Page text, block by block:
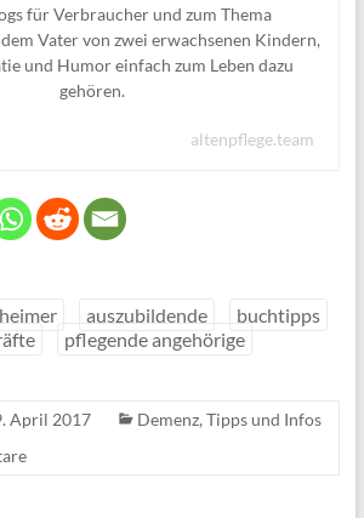
für Verbraucher und zum Thema
Vater von zwei erwachsenen Kindern,
und Humor einfach zum Leben dazu
gehören.
altenpflege.team
auszubildende
buchtipps
pflegende angehörige
April 2017 Demenz, Tipps und Infos